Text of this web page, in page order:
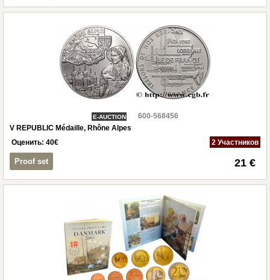
E-AUCTION
600-568456
V REPUBLIC Médaille, Rhône Alpes
Оценить: 40€ 2 Участников
Proof set 21 €